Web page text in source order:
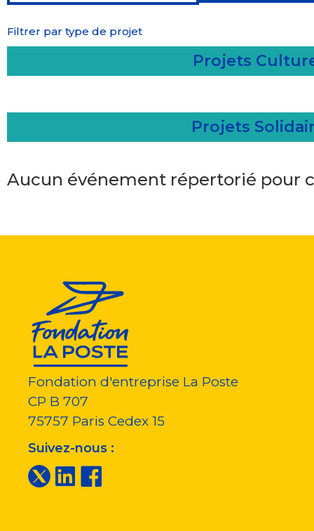
Filtrer par type de projet
Projets
Projets
Aucun événement répertorié pour
Fondation d'entreprise La Poste
CP B 707
75757 Paris Cedex 15
Suivez-nous :